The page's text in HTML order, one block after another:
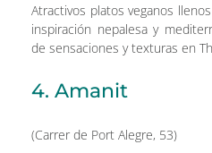
Atractivos platos veganos
inspiración nepalesa y
de sensaciones y texturas en
4. Amanit
(Carrer de Port Alegre, 53)